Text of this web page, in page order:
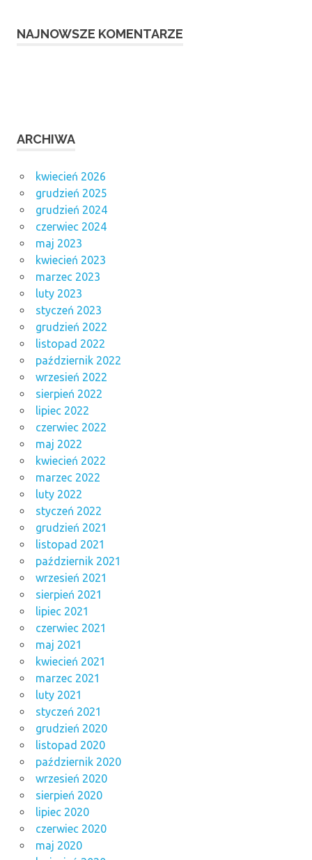
NAJNOWSZE KOMENTARZE
ARCHIWA
kwiecień 2026
grudzień 2025
grudzień 2024
czerwiec 2024
maj 2023
kwiecień 2023
marzec 2023
luty 2023
styczeń 2023
grudzień 2022
listopad 2022
październik 2022
wrzesień 2022
sierpień 2022
lipiec 2022
czerwiec 2022
maj 2022
kwiecień 2022
marzec 2022
luty 2022
styczeń 2022
grudzień 2021
listopad 2021
październik 2021
wrzesień 2021
sierpień 2021
lipiec 2021
czerwiec 2021
maj 2021
kwiecień 2021
marzec 2021
luty 2021
styczeń 2021
grudzień 2020
listopad 2020
październik 2020
wrzesień 2020
sierpień 2020
lipiec 2020
czerwiec 2020
maj 2020